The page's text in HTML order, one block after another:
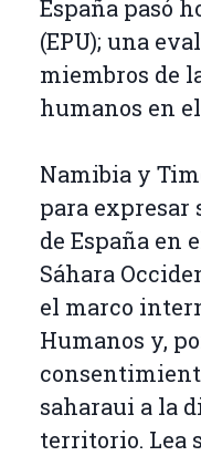
España pasó
(EPU); una
miembros de
humanos en
Namibia y
para expresar
de España en
Sáhara
el marco
Humanos y,
saharaui a la
territorio. Lea